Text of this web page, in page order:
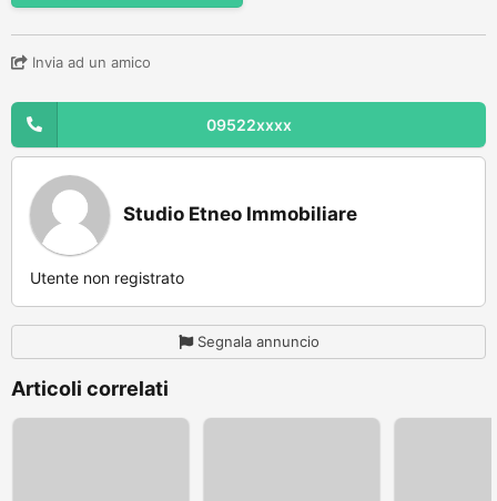
Invia ad un amico
09522xxxx
Studio Etneo Immobiliare
Utente non registrato
Segnala annuncio
Articoli correlati